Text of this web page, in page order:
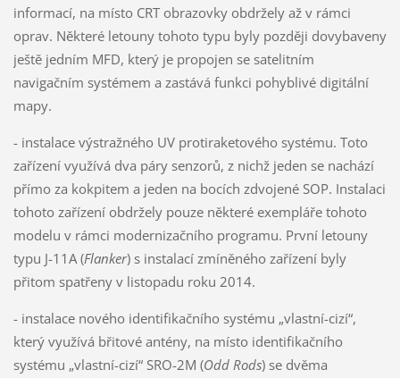
informací, na místo CRT obrazovky obdržely až v rámci
oprav. Některé letouny tohoto typu byly později dovybaveny
ještě jedním MFD, který je propojen se satelitním
navigačním systémem a zastává funkci pohyblivé digitální
mapy.
- instalace výstražného UV protiraketového systému. Toto
zařízení využívá dva páry senzorů, z nichž jeden se nachází
přímo za kokpitem a jeden na bocích zdvojené SOP. Instalaci
tohoto zařízení obdržely pouze některé exempláře tohoto
modelu v rámci modernizačního programu. První letouny
typu J-11A (Flanker) s instalací zmíněného zařízení byly
přitom spatřeny v listopadu roku 2014.
- instalace nového identifikačního systému „vlastní-cizí“,
který využívá břitové antény, na místo identifikačního
systému „vlastní-cizí“ SRO-2M (Odd Rods) se dvěma